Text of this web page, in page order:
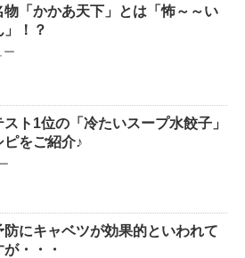
物「かかあ天下」とは「怖～～い
！？
ー
スト1位の「冷たいスープ水餃子」
ピをご紹介♪
防にキャベツが効果的といわれて
・・・